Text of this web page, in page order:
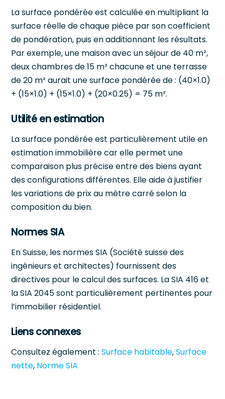
La surface pondérée est calculée en multipliant la
surface réelle de chaque pièce par son coefficient
de pondération, puis en additionnant les résultats.
Par exemple, une maison avec un séjour de 40 m²,
deux chambres de 15 m² chacune et une terrasse
de 20 m² aurait une surface pondérée de : (40×1.0)
+ (15×1.0) + (15×1.0) + (20×0.25) = 75 m².
Utilité en estimation
La surface pondérée est particulièrement utile en
estimation immobilière car elle permet une
comparaison plus précise entre des biens ayant
des configurations différentes. Elle aide à justifier
les variations de prix au mètre carré selon la
composition du bien.
Normes SIA
En Suisse, les normes SIA (Société suisse des
ingénieurs et architectes) fournissent des
directives pour le calcul des surfaces. La SIA 416 et
la SIA 2045 sont particulièrement pertinentes pour
l’immobilier résidentiel.
Liens connexes
Consultez également :Surface habitable,Surface
nette, Norme SIA